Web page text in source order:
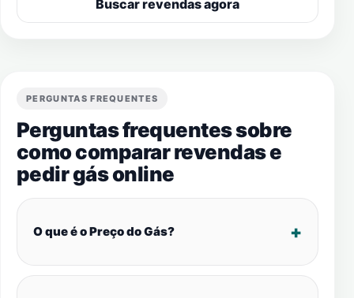
Buscar revendas agora
PERGUNTAS FREQUENTES
Perguntas frequentes sobre
como comparar revendas e
pedir gás online
O que é o Preço do Gás?